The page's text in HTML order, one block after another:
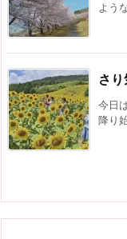
よう
さ
今日
降り